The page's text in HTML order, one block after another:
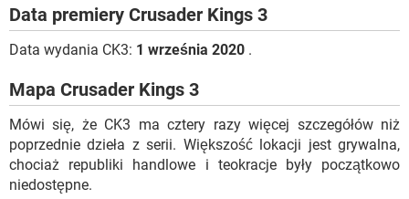
Data premiery Crusader Kings 3
Data wydania CK3: 1 września 2020 .
Mapa Crusader Kings 3
Mówi się, że CK3 ma cztery razy więcej szczegółów niż
poprzednie dzieła z serii. Większość lokacji jest grywalna,
chociaż republiki handlowe i teokracje były początkowo
niedostępne.